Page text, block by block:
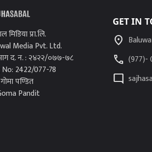
मिडिया प्रा.लि.
Media Pvt. Ltd.
द. न. : २४२२/०७७-७८
2422/077-78
पण्डित
Pandit
GET IN
location_on
call (977)-
mode_comment